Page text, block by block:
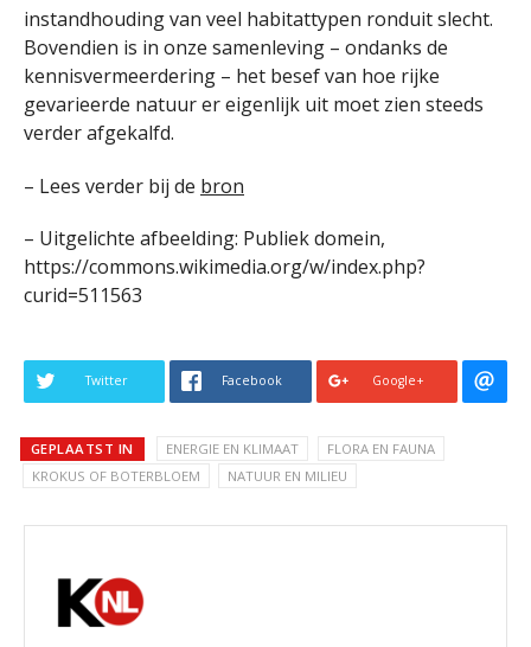
instandhouding van veel habitattypen ronduit slecht.
Bovendien is in onze samenleving – ondanks de
kennisvermeerdering – het besef van hoe rijke
gevarieerde natuur er eigenlijk uit moet zien steeds
verder afgekalfd.
– Lees verder bij de bron
– Uitgelichte afbeelding: Publiek domein,
https://commons.wikimedia.org/w/index.php?
curid=511563
Twitter Facebook Google+
GEPLAATST IN ENERGIE EN KLIMAAT
FLORA EN FAUNA
KROKUS OF BOTERBLOEM
NATUUR EN MILIEU